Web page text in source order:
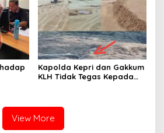
Kapolda Kepri dan Gakkum
KLH Tidak Tegas Kepada
Teluk Mata Ikan
View More